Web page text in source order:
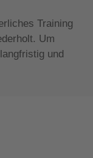
Training
Um
und